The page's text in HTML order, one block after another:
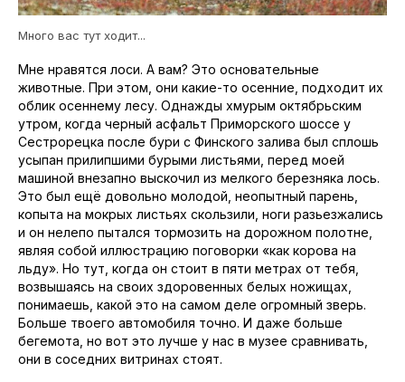
Много вас тут ходит...
Мне нравятся лоси. А вам? Это основательные
животные. При этом, они какие-то осенние, подходит их
облик осеннему лесу. Однажды хмурым октябрьским
утром, когда черный асфальт Приморского шоссе у
Сестрорецка после бури с Финского залива был сплошь
усыпан прилипшими бурыми листьями, перед моей
машиной внезапно выскочил из мелкого березняка лось.
Это был ещё довольно молодой, неопытный парень,
копыта на мокрых листьях скользили, ноги разьезжались
и он нелепо пытался тормозить на дорожном полотне,
являя собой иллюстрацию поговорки «как корова на
льду». Но тут, когда он стоит в пяти метрах от тебя,
возвышаясь на своих здоровенных белых ножищах,
понимаешь, какой это на самом деле огромный зверь.
Больше твоего автомобиля точно. И даже больше
бегемота, но вот это лучше у нас в музее сравнивать,
они в соседних витринах стоят.